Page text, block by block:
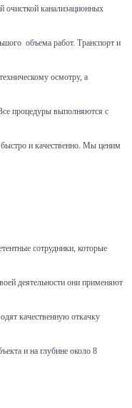
очисткой канализационных
объема работ. Транспорт и
осмотру, а
процедуры выполняются с
и качественно. Мы ценим
сотрудники, которые
деятельности они применяют
качественную откачку
и на глубине около 8